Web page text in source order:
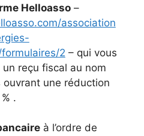
Helloasso–
association
2 – qui vous
reçu fiscal au nom
ouvrant une réduction
.
à l’ordre de